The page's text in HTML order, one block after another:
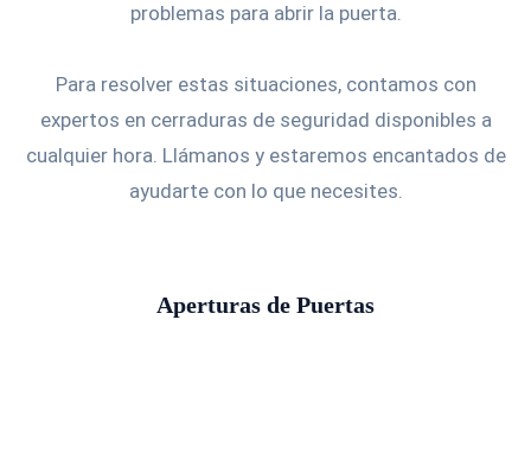
problemas para abrir la puerta.
Para resolver estas situaciones, contamos con
expertos en cerraduras de seguridad disponibles a
cualquier hora. Llámanos y estaremos encantados de
ayudarte con lo que necesites.
Aperturas de Puertas